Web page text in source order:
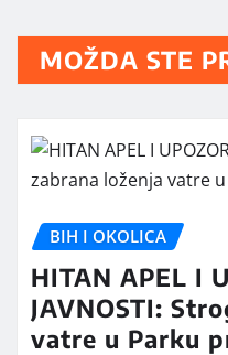
MOŽDA STE
BIH I OKOLICA
HITAN APEL I
JAVNOSTI:
vatre u Parku